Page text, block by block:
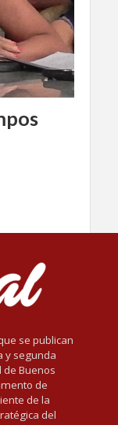
se publican
y segunda
de Buenos
de
de la
del